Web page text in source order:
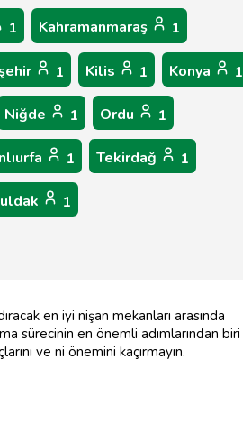
1 Kahramanmaraş 1
1 Kilis 1 Konya 1
Niğde 1 Ordu 1
1 Tekirdağ 1
1
en iyi nişan mekanları arasında
sürecinin en önemli adımlarından biri
ve ni önemini kaçırmayın.